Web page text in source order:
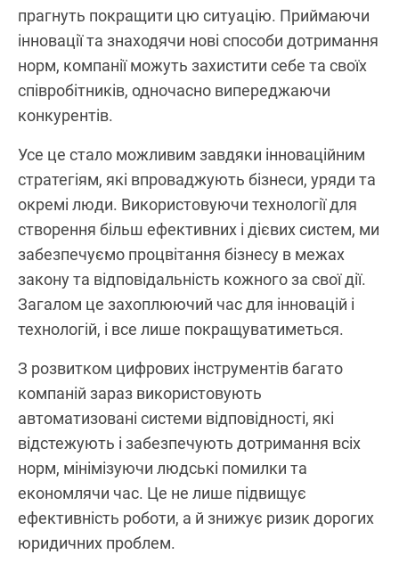
прагнуть покращити цю ситуацію. Приймаючи
інновації та знаходячи нові способи дотримання
норм, компанії можуть захистити себе та своїх
співробітників, одночасно випереджаючи
конкурентів.
Усе це стало можливим завдяки інноваційним
стратегіям, які впроваджують бізнеси, уряди та
окремі люди. Використовуючи технології для
створення більш ефективних і дієвих систем, ми
забезпечуємо процвітання бізнесу в межах
закону та відповідальність кожного за свої дії.
Загалом це захоплюючий час для інновацій і
технологій, і все лише покращуватиметься.
З розвитком цифрових інструментів багато
компаній зараз використовують
автоматизовані системи відповідності, які
відстежують і забезпечують дотримання всіх
норм, мінімізуючи людські помилки та
економлячи час. Це не лише підвищує
ефективність роботи, а й знижує ризик дорогих
юридичних проблем.